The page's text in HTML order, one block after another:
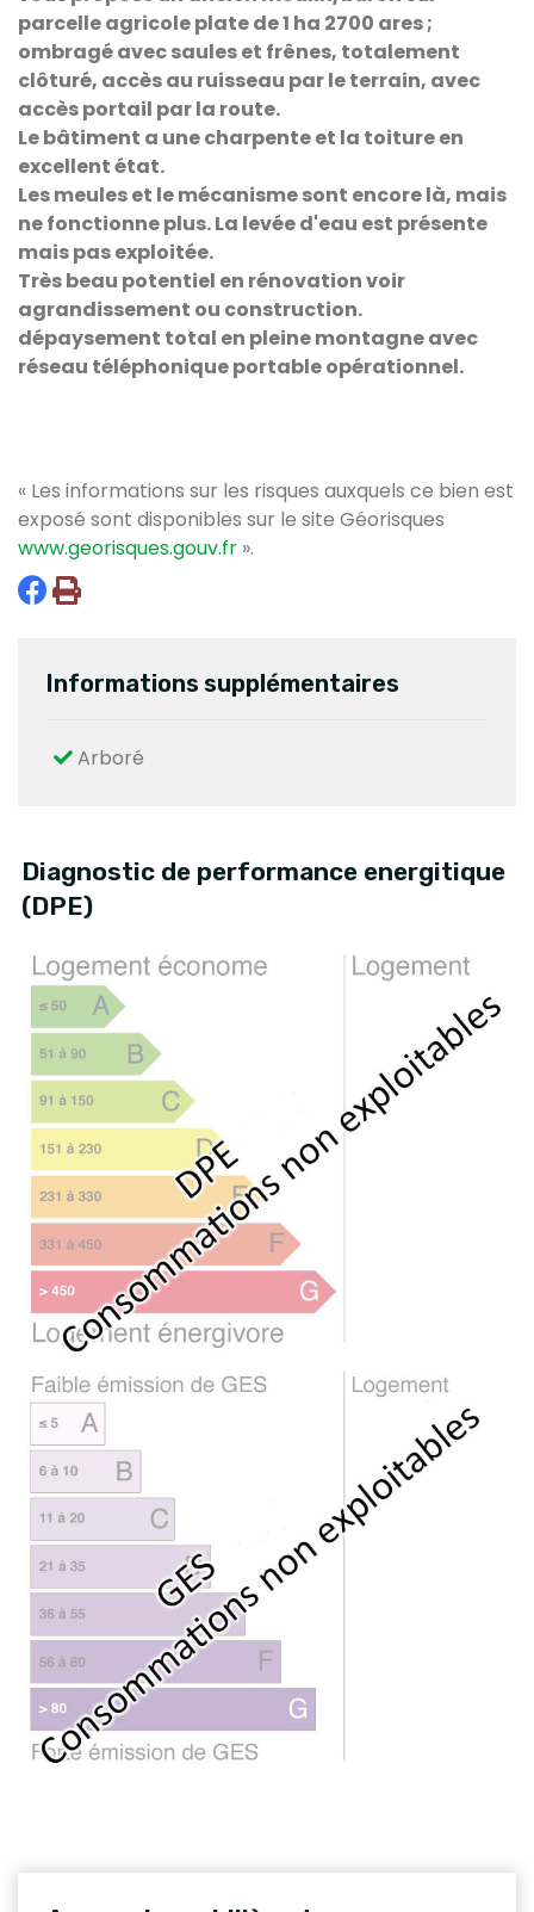
parcelle agricole plate de 1 ha 2700 ares ;
ombragé avec saules et frênes, totalement
clôturé, accès au ruisseau par le terrain, avec
accès portail par la route.
Le bâtiment a une charpente et la toiture en
excellent état.
Les meules et le mécanisme sont encore là, mais
ne fonctionne plus. La levée d'eau est présente
mais pas exploitée.
Très beau potentiel en rénovation voir
agrandissement ou construction.
dépaysement total en pleine montagne avec
réseau téléphonique portable opérationnel.
« Les informations sur les risques auxquels ce bien est
exposé sont disponibles sur le site Géorisques
www.georisques.gouv.fr ».
Informations supplémentaires
Arboré
Diagnostic de performance energitique
(DPE)